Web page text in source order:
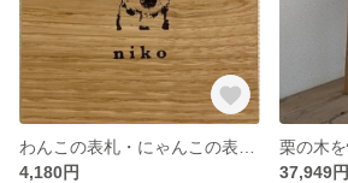
4,180円
37,949円